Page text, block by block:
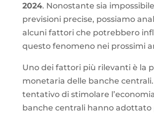
2024. Nonostante sia
previsioni precise, possiamo
alcuni fattori che potrebbero
questo fenomeno nei prossimi
Uno dei fattori più rilevanti è la
monetaria delle banche centrali.
tentativo di stimolare
banche centrali hanno adottato